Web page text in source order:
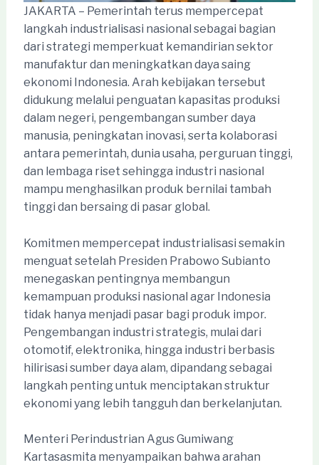
JAKARTA – Pemerintah terus mempercepat
langkah industrialisasi nasional sebagai bagian
dari strategi memperkuat kemandirian sektor
manufaktur dan meningkatkan daya saing
ekonomi Indonesia. Arah kebijakan tersebut
didukung melalui penguatan kapasitas produksi
dalam negeri, pengembangan sumber daya
manusia, peningkatan inovasi, serta kolaborasi
antara pemerintah, dunia usaha, perguruan tinggi,
dan lembaga riset sehingga industri nasional
mampu menghasilkan produk bernilai tambah
tinggi dan bersaing di pasar global.
Komitmen mempercepat industrialisasi semakin
menguat setelah Presiden Prabowo Subianto
menegaskan pentingnya membangun
kemampuan produksi nasional agar Indonesia
tidak hanya menjadi pasar bagi produk impor.
Pengembangan industri strategis, mulai dari
otomotif, elektronika, hingga industri berbasis
hilirisasi sumber daya alam, dipandang sebagai
langkah penting untuk menciptakan struktur
ekonomi yang lebih tangguh dan berkelanjutan.
Menteri Perindustrian Agus Gumiwang
Kartasasmita menyampaikan bahwa arahan